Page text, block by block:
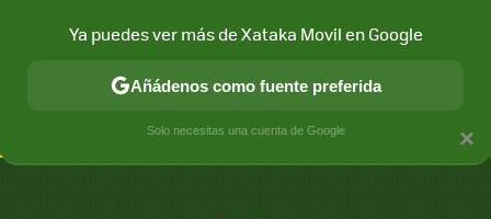
CONECTIVIDAD MÓVIL Y SOCIEDAD APLICACIONES
×
Ya puedes ver más de Xataka Movil en Google
Añádenos como fuente preferida
Solo necesitas una cuenta de Google